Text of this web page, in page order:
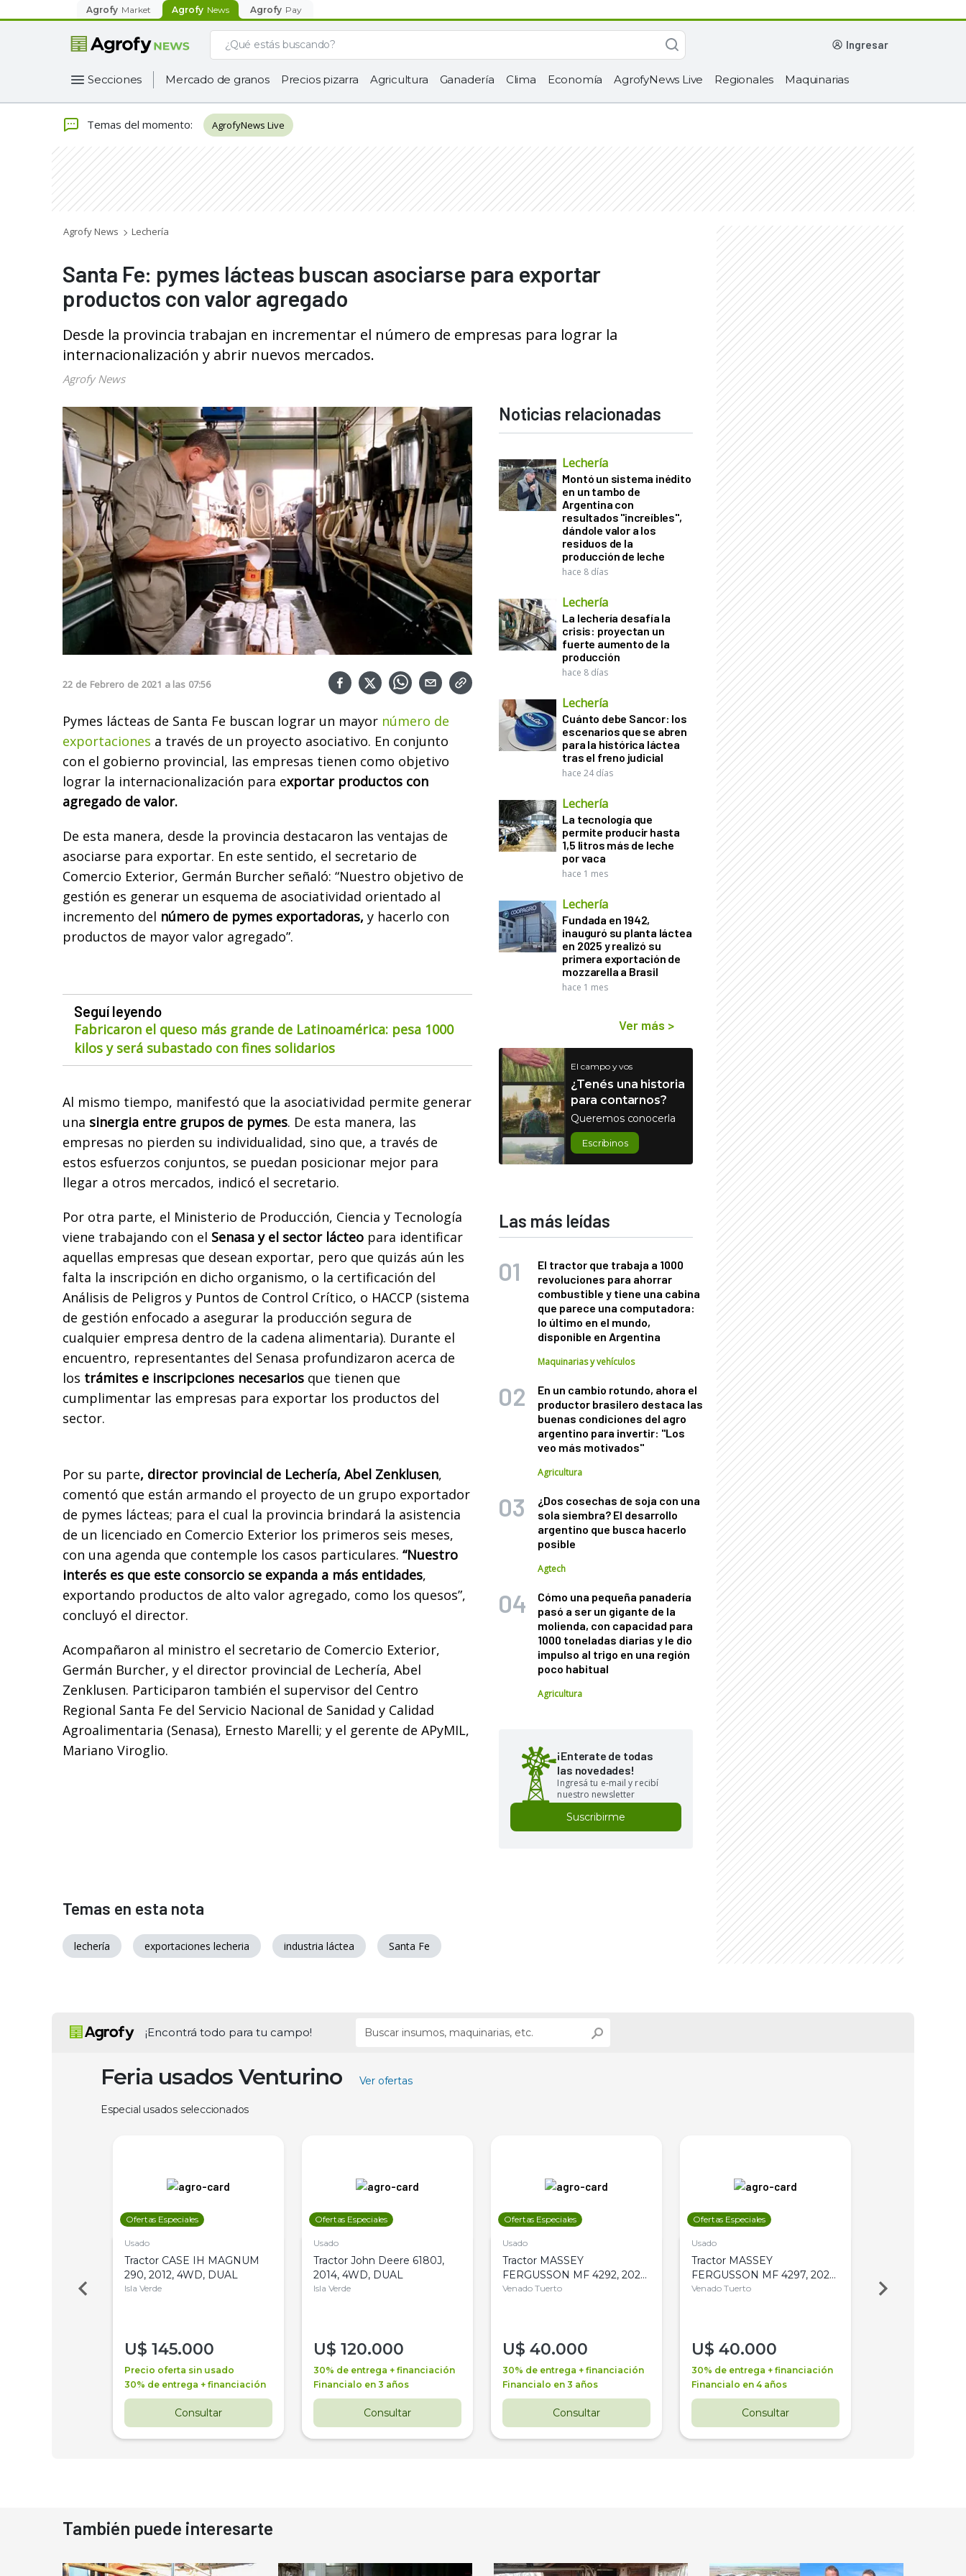
Agrofy Market Agrofy News Agrofy Pay
ingresar
Secciones Mercado de granos Precios pizarra Agricultura Ganadería Clima Economía AgrofyNews Live Regionales Maquinarias
Temas del momento: AgrofyNews Live
Agrofy News Lechería
Santa Fe: pymes lácteas buscan asociarse para exportar
productos con valor agregado
Desde la provincia trabajan en incrementar el número de empresas para lograr la
internacionalización y abrir nuevos mercados.
Agrofy News
22 de Febrero de 2021 a las 07:56
Pymes lácteas de Santa Fe buscan lograr un mayor número de
exportaciones a través de un proyecto asociativo. En conjunto
con el gobierno provincial, las empresas tienen como objetivo
lograr la internacionalización para exportar productos con
agregado de valor.
De esta manera, desde la provincia destacaron las ventajas de
asociarse para exportar. En este sentido, el secretario de
Comercio Exterior, Germán Burcher señaló: “Nuestro objetivo de
gestión es generar un esquema de asociatividad orientado al
incremento del número de pymes exportadoras, y hacerlo con
productos de mayor valor agregado”.
Seguí leyendo
Fabricaron el queso más grande de Latinoamérica: pesa 1000
kilos y será subastado con fines solidarios
Al mismo tiempo, manifestó que la asociatividad permite generar
una sinergia entre grupos de pymes. De esta manera, las
empresas no pierden su individualidad, sino que, a través de
estos esfuerzos conjuntos, se puedan posicionar mejor para
llegar a otros mercados, indicó el secretario.
Por otra parte, el Ministerio de Producción, Ciencia y Tecnología
viene trabajando con el Senasa y el sector lácteo para identificar
aquellas empresas que desean exportar, pero que quizás aún les
falta la inscripción en dicho organismo, o la certificación del
Análisis de Peligros y Puntos de Control Crítico, o HACCP (sistema
de gestión enfocado a asegurar la producción segura de
cualquier empresa dentro de la cadena alimentaria). Durante el
encuentro, representantes del Senasa profundizaron acerca de
los trámites e inscripciones necesarios que tienen que
cumplimentar las empresas para exportar los productos del
sector.
Por su parte, director provincial de Lechería, Abel Zenklusen,
comentó que están armando el proyecto de un grupo exportador
de pymes lácteas; para el cual la provincia brindará la asistencia
de un licenciado en Comercio Exterior los primeros seis meses,
con una agenda que contemple los casos particulares. “Nuestro
interés es que este consorcio se expanda a más entidades,
exportando productos de alto valor agregado, como los quesos”,
concluyó el director.
Acompañaron al ministro el secretario de Comercio Exterior,
Germán Burcher, y el director provincial de Lechería, Abel
Zenklusen. Participaron también el supervisor del Centro
Regional Santa Fe del Servicio Nacional de Sanidad y Calidad
Agroalimentaria (Senasa), Ernesto Marelli; y el gerente de APyMIL,
Mariano Viroglio.
Noticias relacionadas
Lechería
Montó un sistema inédito
en un tambo de
Argentina con
resultados "increíbles",
dándole valor a los
residuos de la
producción de leche
hace 8 días
Lechería
La lechería desafía la
crisis: proyectan un
fuerte aumento de la
producción
hace 8 días
Lechería
Cuánto debe Sancor: los
escenarios que se abren
para la histórica láctea
tras el freno judicial
hace 24 días
Lechería
La tecnología que
permite producir hasta
1,5 litros más de leche
por vaca
hace 1 mes
Lechería
Fundada en 1942,
inauguró su planta láctea
en 2025 y realizó su
primera exportación de
mozzarella a Brasil
hace 1 mes
Ver más >
El campo y vos
¿Tenés una historia
para contarnos?
Queremos conocerla
Escribinos
Las más leídas
El tractor que trabaja a 1000
revoluciones para ahorrar
combustible y tiene una cabina
que parece una computadora:
lo último en el mundo,
disponible en Argentina
Maquinarias y vehículos
En un cambio rotundo, ahora el
productor brasilero destaca las
buenas condiciones del agro
argentino para invertir: "Los
veo más motivados"
Agricultura
¿Dos cosechas de soja con una
sola siembra? El desarrollo
argentino que busca hacerlo
posible
Agtech
Cómo una pequeña panadería
pasó a ser un gigante de la
molienda, con capacidad para
1000 toneladas diarias y le dio
impulso al trigo en una región
poco habitual
Agricultura
¡Enterate de todas
las novedades!
Ingresá tu e-mail y recibí
nuestro newsletter
Suscribirme
Temas en esta nota
lechería exportaciones lecheria industria láctea Santa Fe
¡Encontrá todo para tu campo!
Feria usados Venturino Ver ofertas
Especial usados seleccionados
Ofertas Especiales
Usado
Tractor CASE IH MAGNUM
290, 2012, 4WD, DUAL
Isla Verde
U$ 145.000
Precio oferta sin usado
30% de entrega + financiación
Consultar
Ofertas Especiales
Usado
Tractor John Deere 6180J,
2014, 4WD, DUAL
Isla Verde
U$ 120.000
30% de entrega + financiación
Financialo en 3 años
Consultar
Ofertas Especiales
Usado
Tractor MASSEY
FERGUSSON MF 4292, 2020,
4WD, PATON
Venado Tuerto
U$ 40.000
30% de entrega + financiación
Financialo en 3 años
Consultar
Ofertas Especiales
Usado
Tractor MASSEY
FERGUSSON MF 4297, 2020,
4WD, PATON
Venado Tuerto
U$ 40.000
30% de entrega + financiación
Financialo en 4 años
Consultar
Venado Tuerto
También puede interesarte